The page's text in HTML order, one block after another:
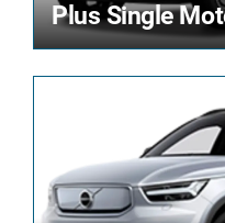
Plus Single